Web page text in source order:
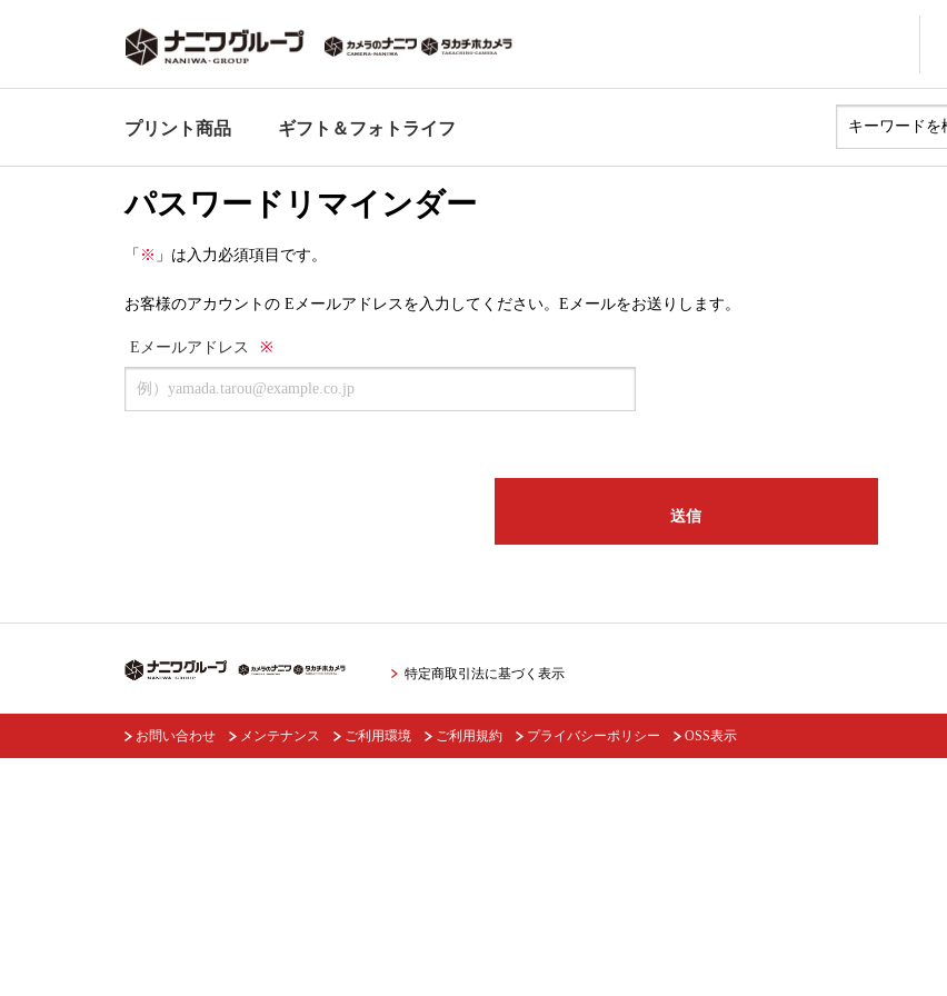
プリント商品 ギフト＆フォトライフ
パスワードリマインダー
「 ※ 」は入力必須項目です。
お客様のアカウントの Eメールアドレスを入力してください。Eメールをお送りします。
Eメールアドレス
送信
特定商取引法に基づく表示
お問い合わせ メンテナンス ご利用環境 ご利用規約 プライバシーポリシー OSS表示